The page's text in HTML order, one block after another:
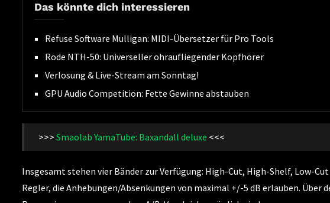
Das könnte dich interessieren
Refuse Software Mulligan: MIDI-Übersetzer für Pro Tools
Rode NTH-50: Universeller ohraufliegender Kopfhörer
Verlosung & Live-Stream am Sonntag!
GPU Audio Competition: Fette Gewinne abstauben
>>> Smaolab YamaTube: Baxandall deluxe <<<
Insgesamt stehen vier Bänder zur Verfügung: High-Cut, High-Shelf, Low-
Regler, die Anhebungen/Absenkungen von maximal +/-5 dB erlauben. Über